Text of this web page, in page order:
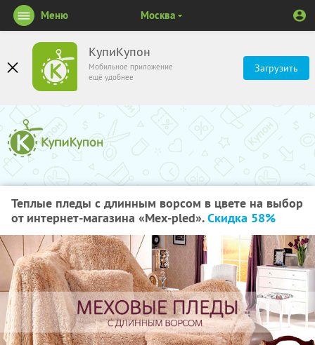
КупиКупон
Мобильное приложение
ещё удобнее
Загрузить
Меню Москва
Теплые пледы с длинным ворсом в цвете на выбор
от интернет-магазина «Мех-pled».Скидка 58%